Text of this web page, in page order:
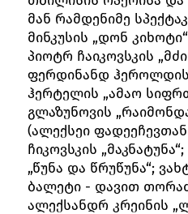
მან რამდენიმე
მინკუსის „დონ
პიოტრ ჩაიკოვსკის
ფერდინანდ
ჰერტელის „ამაო
გლაზუნოვის
(ალექსეი
ჩიკოვსკის
„წუნა და წრუწუნა“;
ბალეტი - დავით
ალექსანდრ კრეინის